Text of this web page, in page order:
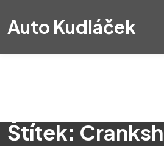
Auto Kudláček
Štítek: